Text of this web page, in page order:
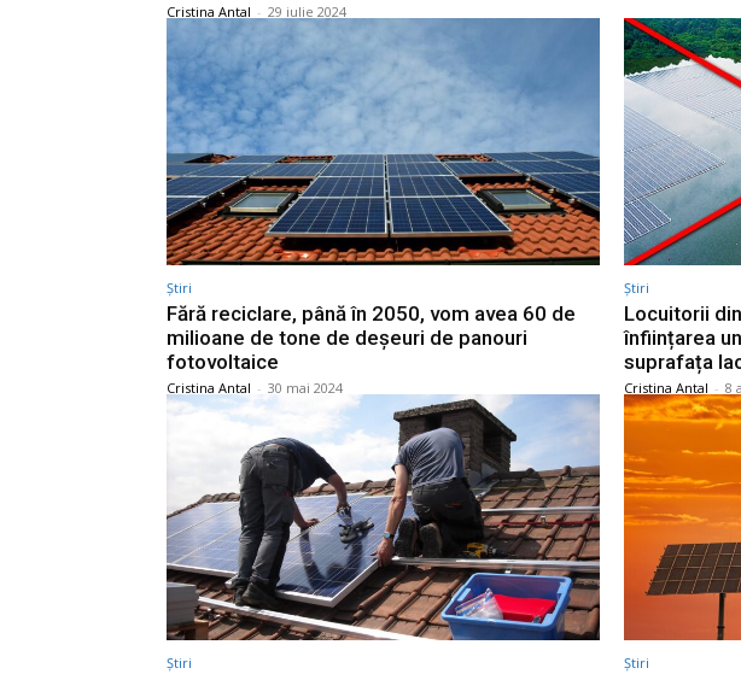
Cristina Antal - 29 iulie 2024
Știri
Fără reciclare, până în 2050, vom avea 60 de
milioane de tone de deșeuri de panouri
fotovoltaice
Cristina Antal - 30 mai 2024
Știri
Locuitorii
înființarea
suprafața
Cristina Antal - 8
Știri Știri